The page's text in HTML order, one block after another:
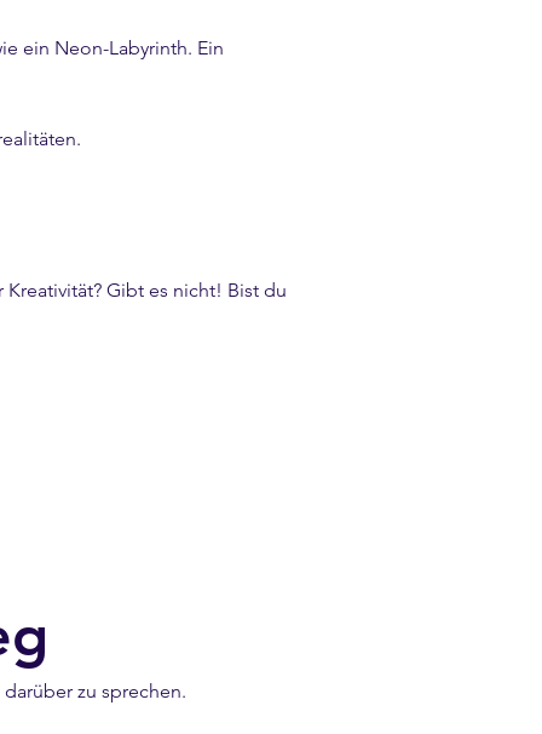
ein Neon-Labyrinth. Ein
Gibt es nicht! Bist du
zu sprechen.